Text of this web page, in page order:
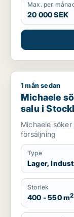
Max. per
20 000 SEK
Michaele
1 mån sedan
Michaele
salu i
Michaele
försäljning
Type
Lager,
Storlek
400 - 550 m2